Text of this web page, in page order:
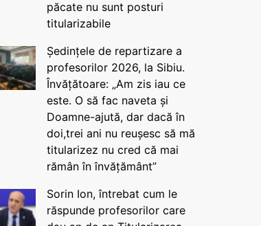
păcate nu sunt posturi
titularizabile
Ședințele de repartizare a
profesorilor 2026, la Sibiu.
Învățătoare: „Am zis iau ce
este. O să fac naveta și
Doamne-ajută, dar dacă în
doi,trei ani nu reușesc să mă
titularizez nu cred că mai
rămân în învățământ”
Sorin Ion, întrebat cum le
răspunde profesorilor care